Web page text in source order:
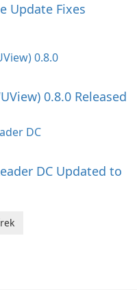
Update Fixes
0.8.0 Released
DC Updated to